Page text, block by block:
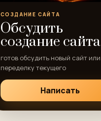
СОЗДАНИЕ САЙТА
Обсудить
создание сайта
готов обсудить новый сайт или
переделку текущего
Написать